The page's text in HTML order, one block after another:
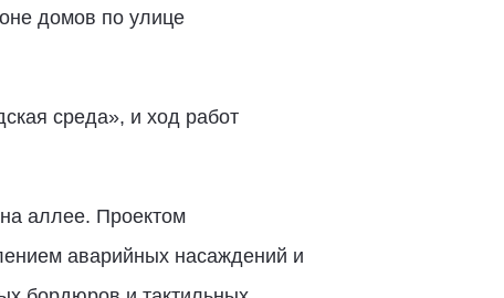
домов по улице
среда», и ход работ
аллее. Проектом
аварийных насаждений и